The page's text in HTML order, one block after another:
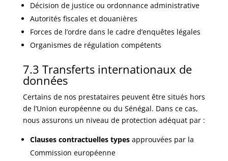
Décision de justice ou ordonnance administrative
Autorités fiscales et douanières
Forces de l’ordre dans le cadre d’enquêtes légales
Organismes de régulation compétents
7.3 Transferts internationaux de
données
Certains de nos prestataires peuvent être situés hors
de l’Union européenne ou du Sénégal. Dans ce cas,
nous assurons un niveau de protection adéquat par :
Clauses contractuelles typesapprouvées par la
Commission européenne